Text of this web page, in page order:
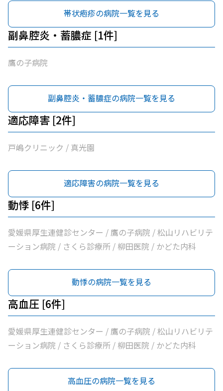
帯状疱疹の病院一覧を見る
副鼻腔炎・蓄膿症 [1件]
鷹の子病院
副鼻腔炎・蓄膿症の病院一覧を見る
適応障害 [2件]
戸嶋クリニック / 真光園
適応障害の病院一覧を見る
動悸 [6件]
愛媛県厚生連健診センター / 鷹の子病院 / 松山リハビリテ
ーション病院 / さくら診療所 / 柳田医院 / かどた内科
動悸の病院一覧を見る
高血圧 [6件]
愛媛県厚生連健診センター / 鷹の子病院 / 松山リハビリテ
ーション病院 / さくら診療所 / 柳田医院 / かどた内科
高血圧の病院一覧を見る